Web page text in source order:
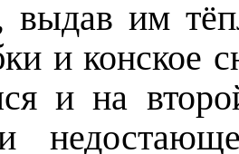
выдав им
и конское
и на